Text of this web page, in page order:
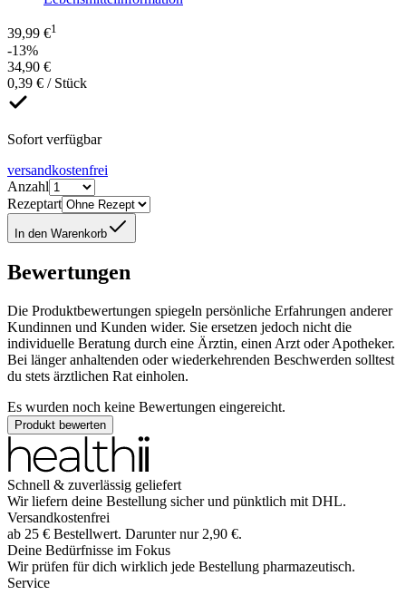
39,99 €1
-13%
34,90 €
0,39 € / Stück
Sofort verfügbar
versandkostenfrei
Anzahl
Rezeptart
In den Warenkorb
Bewertungen
Die Produktbewertungen spiegeln persönliche Erfahrungen anderer
Kundinnen und Kunden wider. Sie ersetzen jedoch nicht die
individuelle Beratung durch eine Ärztin, einen Arzt oder Apotheker.
Bei länger anhaltenden oder wiederkehrenden Beschwerden solltest
du stets ärztlichen Rat einholen.
Es wurden noch keine Bewertungen eingereicht.
Produkt bewerten
Schnell & zuverlässig geliefert
Wir liefern deine Bestellung sicher und pünktlich mit DHL.
Versandkostenfrei
ab 25 € Bestellwert. Darunter nur 2,90 €.
Deine Bedürfnisse im Fokus
Wir prüfen für dich wirklich jede Bestellung pharmazeutisch.
Service